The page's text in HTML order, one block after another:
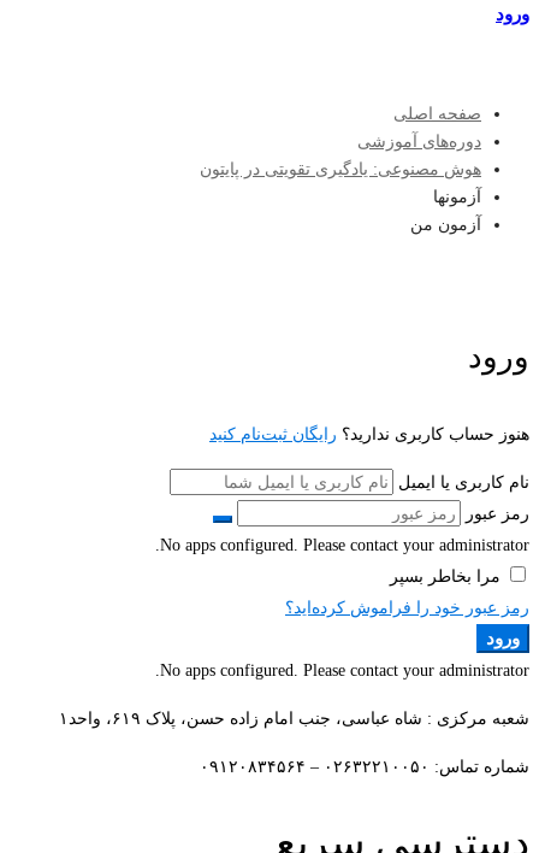
ورود
صفحه اصلی
دوره‌های آموزشی
هوش مصنوعی: یادگیری تقویتی در پایتون
آزمونها
آزمون من
ورود
هنوز حساب کاربری ندارید؟ رایگان ثبت‌نام کنید
نام کاربری یا ایمیل
رمز عبور
No apps configured. Please contact your administrator.
مرا بخاطر بسپر
رمز عبور خود را فراموش کرده‌اید؟
ورود
No apps configured. Please contact your administrator.
شعبه مرکزی : شاه عباسی، جنب امام زاده حسن، پلاک ۶۱۹، واحد۱​
شماره تماس: ۰۲۶۳۲۲۱۰۰۵۰ – ۰۹۱۲۰۸۳۴۵۶۴
دسترسی سریع